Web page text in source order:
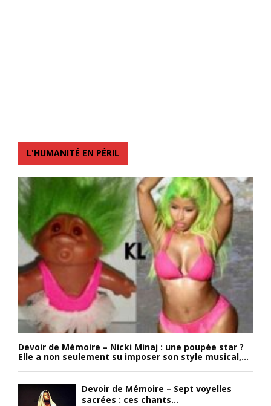
L'HUMANITÉ EN PÉRIL
Devoir de Mémoire – Nicki Minaj : une poupée star ?
Elle a non seulement su imposer son style musical,...
Devoir de Mémoire – Sept voyelles
sacrées : ces chants...